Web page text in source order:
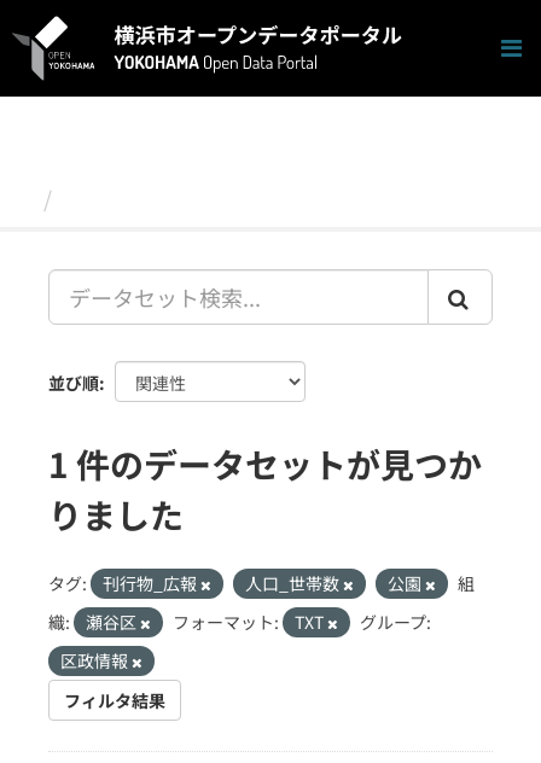
キ
並び順
1 件のデータセットが見つか
りました
タグ: 刊行物_広報 人口_世帯数 公園
組
織:
瀬谷区 フォーマット: TXT
グループ:
区政情報
フィルタ結果